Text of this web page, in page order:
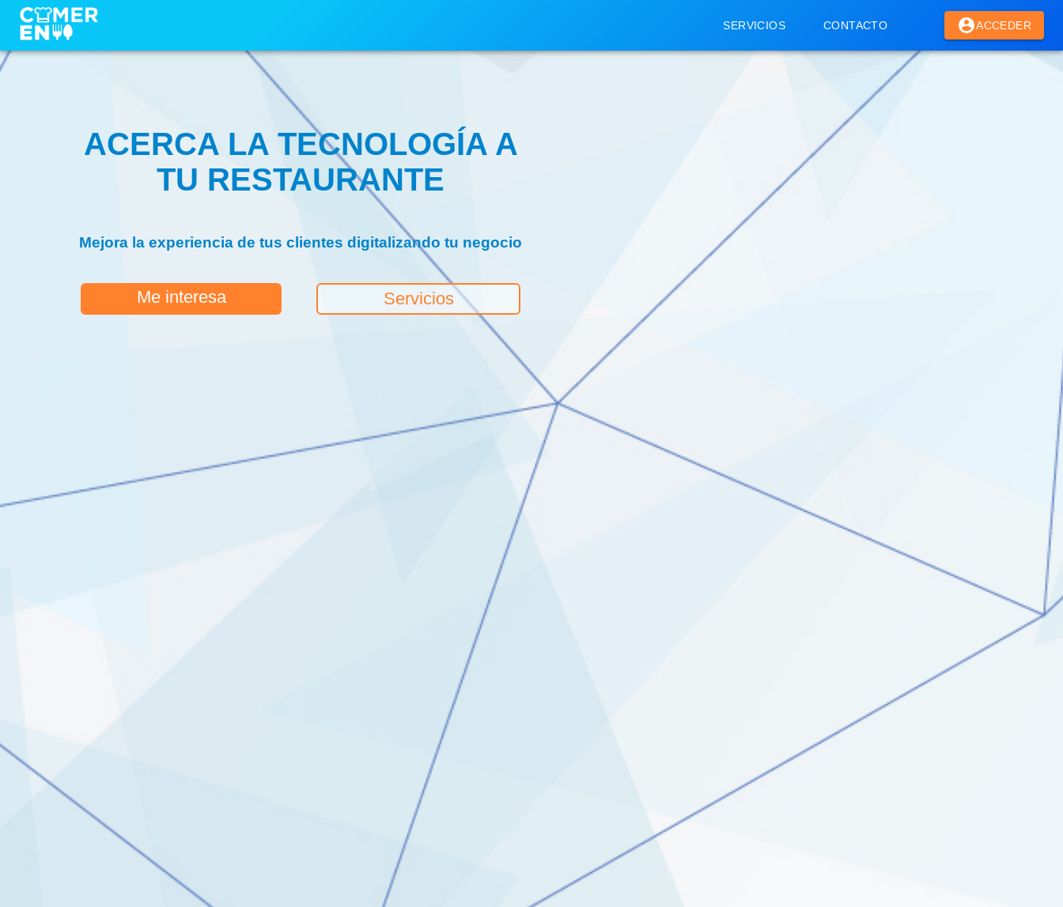
SERVICIOS CONTACTO ACCEDER
ACERCA LA TECNOLOGÍA A
TU RESTAURANTE
Mejora la experiencia de tus clientes digitalizando tu negocio
Me interesa Servicios